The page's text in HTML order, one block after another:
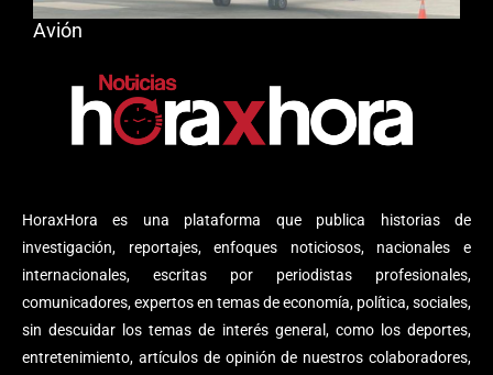
HoraxHora es una plataforma que publica historias de
investigación, reportajes, enfoques noticiosos, nacionales e
internacionales, escritas por periodistas profesionales,
comunicadores, expertos en temas de economía, política, sociales,
sin descuidar los temas de interés general, como los deportes,
entretenimiento, artículos de opinión de nuestros colaboradores,
Avión